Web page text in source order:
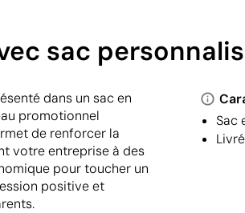
sac
dans un sac en
promotionnel
de renforcer la
votre entreprise à des
pour toucher un
positive et
Sac